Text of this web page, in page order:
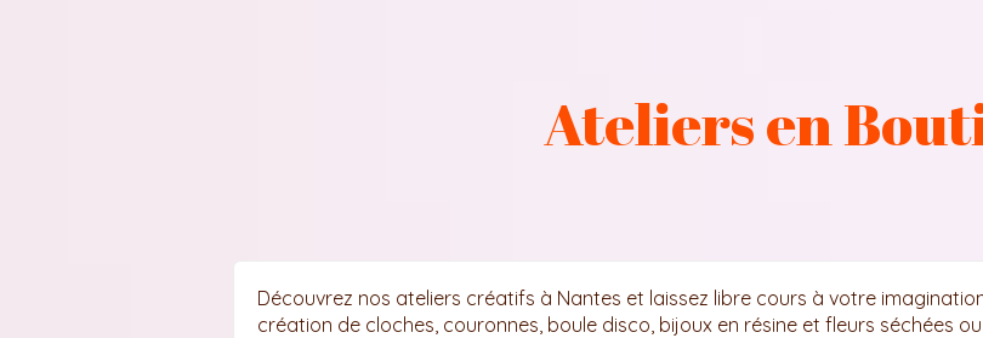
Ateliers en
Découvrez nos ateliers créatifs à Nantes et laissez libre cours à votre
création de cloches, couronnes, boule disco, bijoux en résine et fleurs séchées